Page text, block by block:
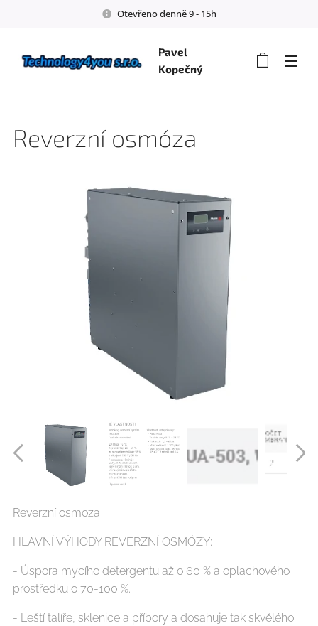
Otevřeno denně 9 - 15h
Pavel
Kopečný
Reverzní osmóza
Reverzní osmoza
HLAVNÍ VÝHODY REVERZNÍ OSMÓZY:
- Úspora mycího detergentu až o 60 % a oplachového
prostředku o 70-100 %.
- Leští talíře, sklenice a příbory a dosahuje tak skvělého